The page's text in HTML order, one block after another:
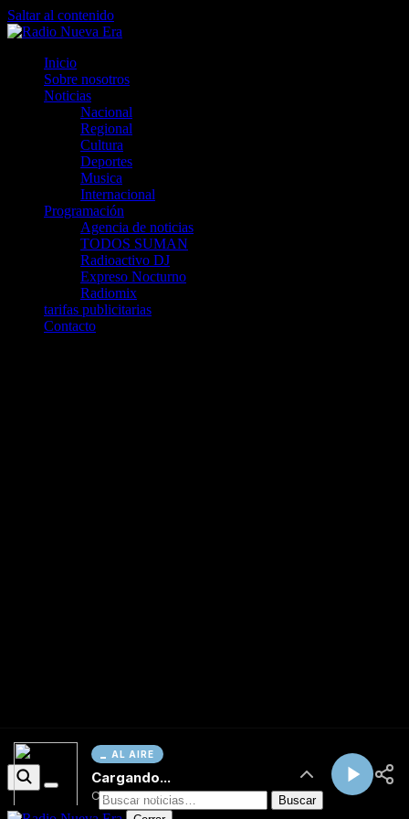
AL AIRE
Cargando...
Conectando...